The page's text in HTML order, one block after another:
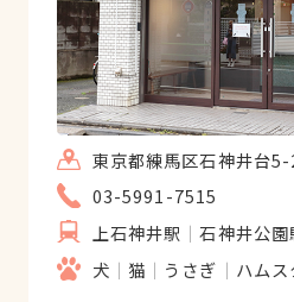
東京都練馬区石神井台
03-5991-7515
上石神井駅
石神井公園
犬
猫 うさぎ ハムス